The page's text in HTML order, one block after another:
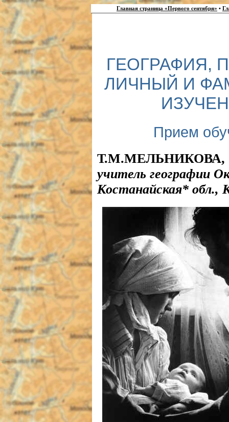
Главная страница «Первого сентября» •
ГЕОГРАФИЯ,
ЛИЧНЫЙ И
Прием
Т.М.МЕЛЬНИКОВА,
учитель географии
Костанайская* обл.,